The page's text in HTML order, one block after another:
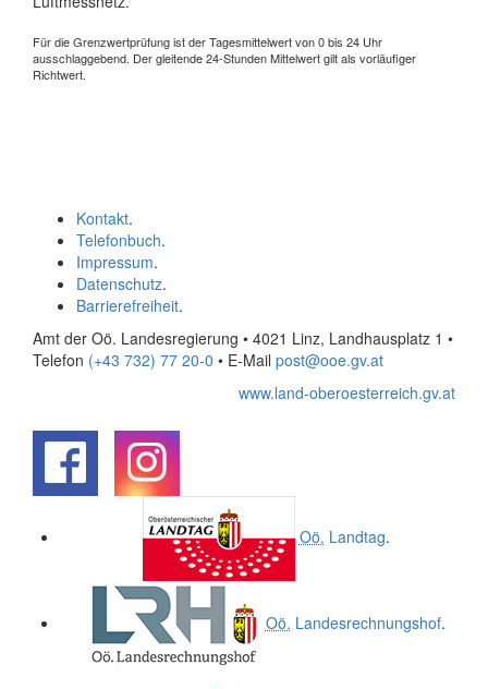
Für die Grenzwertprüfung ist der Tagesmittelwert von 0 bis 24 Uhr
ausschlaggebend. Der gleitende 24-Stunden Mittelwert gilt als vorläufiger
Richtwert.
Kontakt.
Telefonbuch.
Impressum.
Datenschutz.
Barrierefreiheit.
Amt der Oö. Landesregierung • 4021 Linz, Landhausplatz 1 •
Telefon (+43 732) 77 20-0 • E-Mail post@ooe.gv.at
www.land-oberoesterreich.gv.at
Oö. Landtag.
Oö. Landesrechnungshof.